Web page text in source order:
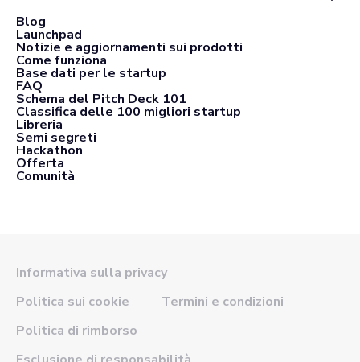
Blog
Launchpad
Notizie e aggiornamenti sui prodotti
Come funziona
Base dati per le startup
FAQ
Schema del Pitch Deck 101
Classifica delle 100 migliori startup
Libreria
Semi segreti
Hackathon
Offerta
Comunità
Informativa sulla privacy
Politica sui cookie
Termini e condizioni
Politica di rimborso